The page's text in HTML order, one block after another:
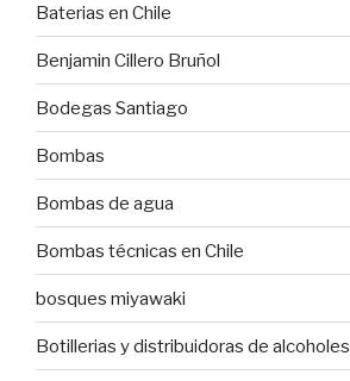
Baterias en Chile
Benjamin Cillero Bruñol
Bodegas Santiago
Bombas
Bombas de agua
Bombas técnicas en Chile
bosques miyawaki
Botillerias y distribuidoras de alcoholes